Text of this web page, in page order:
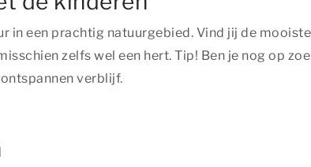
in een prachtig natuurgebied. Vind jij de
zelfs wel een hert. Tip! Ben je nog op
verblijf.